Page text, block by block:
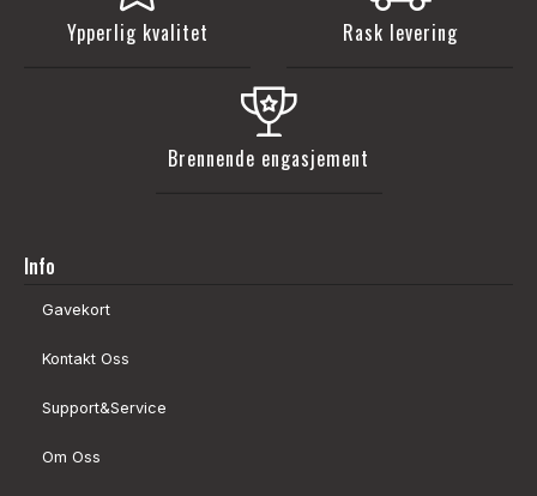
Ypperlig kvalitet Rask levering
Brennende engasjement
Info
Gavekort
Kontakt Oss
Support&Service
Om Oss